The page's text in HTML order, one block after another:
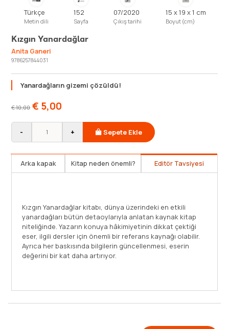
Türkçe
Metin dili
152
Sayfa
07/2020
Çıkış tarihi
15 x 19 x 1 cm
Boyut (cm)
Kızgın Yanardağlar
Anita Ganeri
9786257844031
Yanardağların gizemi çözüldü!
€10,00 € 5,00
- + Sepete Ekle
Arka kapak Kitap neden önemli? Editör Tavsiyesi
bu kitap tam sana göre! Bu
"hararetli" dünyasına
coğrafya derslerine de el
Ateşten kıpkızıl kesilmiş
bereketli tarım alanlarının
oldukça fazla. Bu yüzden
unsurlardan biridir yanardağlar.
açısından oldukça önem arz
Yanardağlar [...]